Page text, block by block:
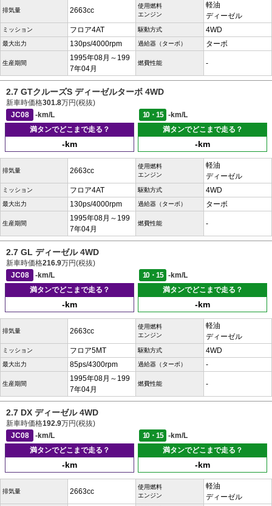
排気量 2663cc
使用燃料
エンジン
軽油
ディーゼル
ミッション フロア4AT 駆動方式 4WD
最大出力 130ps/4000rpm 過給器（ターボ） ターボ
生産期間
1995年08月～199
7年04月
燃費性能 -
2.7 GTクルーズS ディーゼルターボ 4WD
新車時価格301.8万円(税抜)
JC08
-km/L 10・15
-km/L
満タンでどこまで走る？
-km
満タンでどこまで走る？
-km
排気量 2663cc
使用燃料
エンジン
軽油
ディーゼル
ミッション フロア4AT 駆動方式 4WD
最大出力 130ps/4000rpm 過給器（ターボ） ターボ
生産期間
1995年08月～199
7年04月
燃費性能 -
2.7 GL ディーゼル 4WD
新車時価格216.9万円(税抜)
JC08
-km/L 10・15
-km/L
満タンでどこまで走る？
-km
満タンでどこまで走る？
-km
排気量 2663cc
使用燃料
エンジン
軽油
ディーゼル
ミッション フロア5MT 駆動方式 4WD
最大出力 85ps/4300rpm 過給器（ターボ） -
生産期間
1995年08月～199
7年04月
燃費性能 -
2.7 DX ディーゼル 4WD
新車時価格192.9万円(税抜)
JC08
-km/L 10・15
-km/L
満タンでどこまで走る？
-km
満タンでどこまで走る？
-km
排気量 2663cc
使用燃料
エンジン
軽油
ディーゼル